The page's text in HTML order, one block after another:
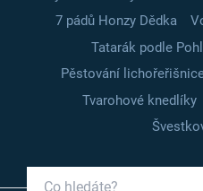
7 pádů Honzy Dědka
Tatarák podle
Pěstování
Tvarohové knedlíky